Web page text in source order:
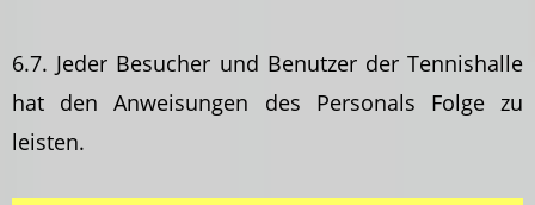
6.7. Jeder Besucher und Benutzer der Tennishalle
hat den Anweisungen des Personals Folge zu
leisten.